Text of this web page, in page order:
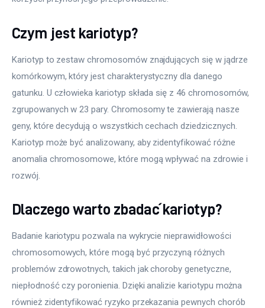
Czym jest kariotyp?
Kariotyp to zestaw chromosomów znajdujących się w jądrze
komórkowym, który jest charakterystyczny dla danego
gatunku. U człowieka kariotyp składa się z 46 chromosomów,
zgrupowanych w 23 pary. Chromosomy te zawierają nasze
geny, które decydują o wszystkich cechach dziedzicznych.
Kariotyp może być analizowany, aby zidentyfikować różne
anomalia chromosomowe, które mogą wpływać na zdrowie i
rozwój.
Dlaczego warto zbadać kariotyp?
Badanie kariotypu pozwala na wykrycie nieprawidłowości
chromosomowych, które mogą być przyczyną różnych
problemów zdrowotnych, takich jak choroby genetyczne,
niepłodność czy poronienia. Dzięki analizie kariotypu można
również zidentyfikować ryzyko przekazania pewnych chorób